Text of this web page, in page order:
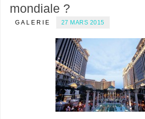
mondiale ?
GALERIE 27 MARS 2015